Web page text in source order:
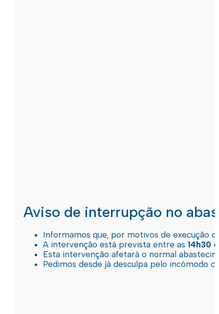
Aviso de interrupção no
Informamos que, por motivos de execução
A intervenção está prevista entre as 14h30
Esta intervenção afetará o normal
Pedimos desde já desculpa pelo incómodo